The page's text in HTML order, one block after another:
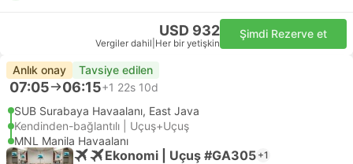
USD 932
Vergiler dahil Her bir yetişkin
Şimdi Rezerve et
Anlık onay Tavsiye edilen
07:05 06:15+1 22s 10d
SUB Surabaya Havaalanı, East Java
Kendinden-bağlantılı | Uçuş+Uçuş
MNL Manila Havaalanı
Ekonomi | Uçuş #GA305 +1